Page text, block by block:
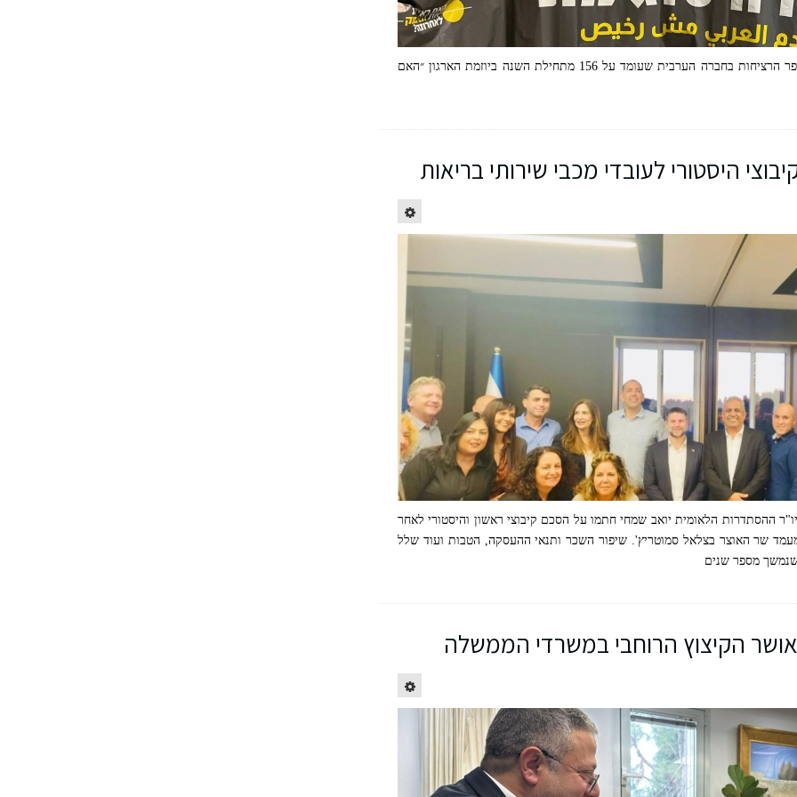
את האופק לאחרונה"
ההפגנה הערב בקפלן נערכה בסימן שיא במספר הרציחות בחברה הערבית שעומד על 156 מתחילת השנה ביוזמת הארגון ״האם
ההסתדרות הלאומית יואב שמחי חתמו על הסכם קיבוצי ראשון והיסטורי לאחר
במעמד שר האוצר בצלאל סמוטריץ'. שיפור השכר ותנאי ההעסקה, הטבות ועוד שלל
שנמשך מספר שנים
הקיצוץ הרוחבי במשרדי הממשלה